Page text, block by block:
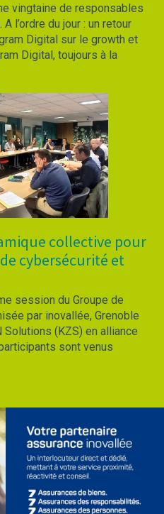
vingtaine de responsables
l’ordre du jour : un retour
Digital sur le growth et
Digital, toujours à la
collective pour
cybersécurité et
session du Groupe de
par inovallée, Grenoble
Solutions (KZS) en alliance
sont venus